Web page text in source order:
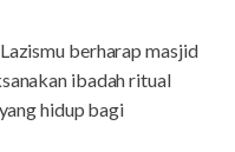
berharap masjid
ibadah ritual
hidup bagi